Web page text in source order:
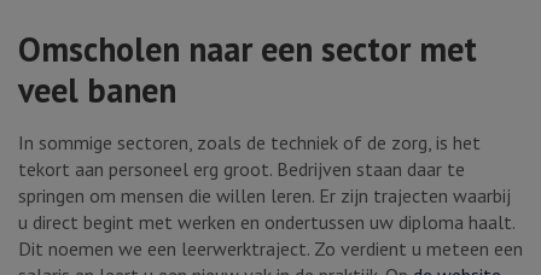
Omscholen naar een sector met
veel banen
In sommige sectoren, zoals de techniek of de zorg, is het
tekort aan personeel erg groot. Bedrijven staan daar te
springen om mensen die willen leren. Er zijn trajecten waarbij
u direct begint met werken en ondertussen uw diploma haalt.
Dit noemen we een leerwerktraject. Zo verdient u meteen een